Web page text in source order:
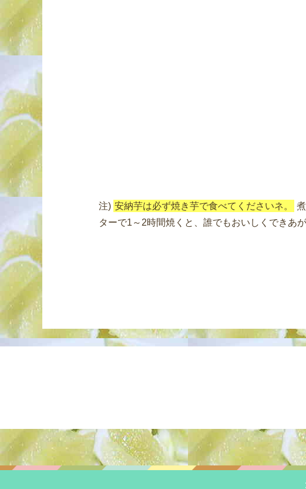
注) 安納芋は必ず焼き芋で食べてくださいネ。
ターで1～2時間焼くと、誰でもおいしくできあが